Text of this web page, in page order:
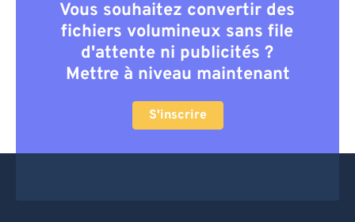
Vous souhaitez convertir des
fichiers volumineux sans file
d'attente ni publicités ?
Mettre à niveau maintenant
S'inscrire